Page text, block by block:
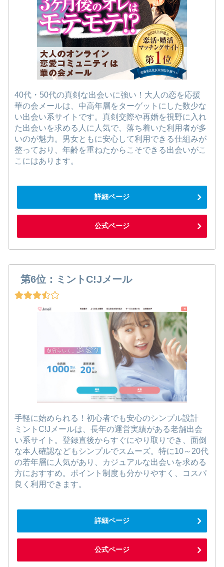
40代・50代の真剣な出会いに強い！大人の恋を応援
華の会メールは、中高年層をターゲットにした数少な
い出会い系サイトです。真剣交際や再婚を視野に入れ
た出会いを求める人に人気で、落ち着いた利用者が多
いのが魅力。男女ともに安心して利用できる仕組みが
整っており、年齢を重ねたからこそできる出会いがこ
こにはあります。
詳細ページ
公式ページ
第6位：ミントC!Jメール
手軽に始められる！初心者でも安心のシンプル設計
ミントC!Jメールは、長年の運営実績がある老舗出会
い系サイト。登録直後からすぐにやり取りでき、面倒
な本人確認などもシンプルでスムーズ。特に10～20代
の若年層に人気があり、カジュアルな出会いを求める
方におすすめ。ポイント制度も分かりやすく、コスパ
良く利用できます。
詳細ページ
公式ページ